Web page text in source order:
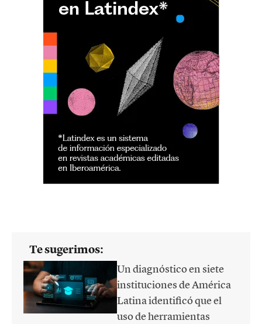
Te sugerimos:
Un diagnóstico en siete
instituciones de América
Latina identificó que el
uso de herramientas